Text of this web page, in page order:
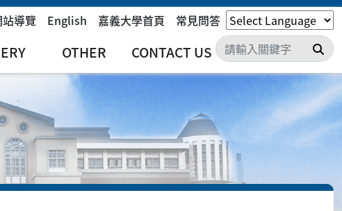
導覽 English 嘉義大學首頁 常見問答
OTHER CONTACT US 搜